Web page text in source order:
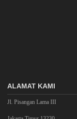
ALAMAT KAMI
Jl. Pisangan Lama III